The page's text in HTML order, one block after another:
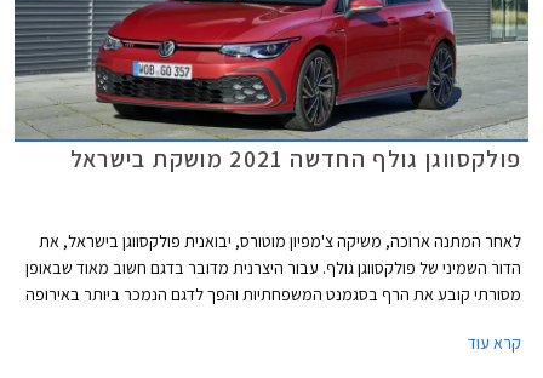
פולקסווגן גולף החדשה 2021 מושקת בישראל
לאחר המתנה ארוכה, משיקה צ'מפיון מוטורס, יבואנית פולקסווגן בישראל, את
הדור השמיני של פולקסווגן גולף. עבור היצרנית מדובר בדגם חשוב מאוד שבאופן
מסורתי קובע את הרף בסגמנט המשפחתיות והפך לדגם הנמכר ביותר באירופה
פולקסווגן שומר על אותו מתכון מוצלח אך מותאם לזמננו וכולל תא נוסעים חדשני
קרא עוד